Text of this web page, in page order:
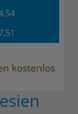
kostenlos